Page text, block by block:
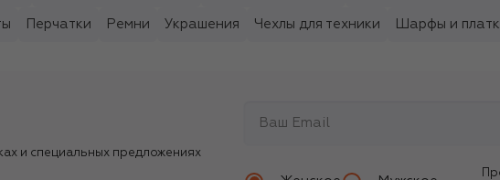
Перчатки Ремни Украшения Чехлы для техники Шарфы и
и специальных предложениях